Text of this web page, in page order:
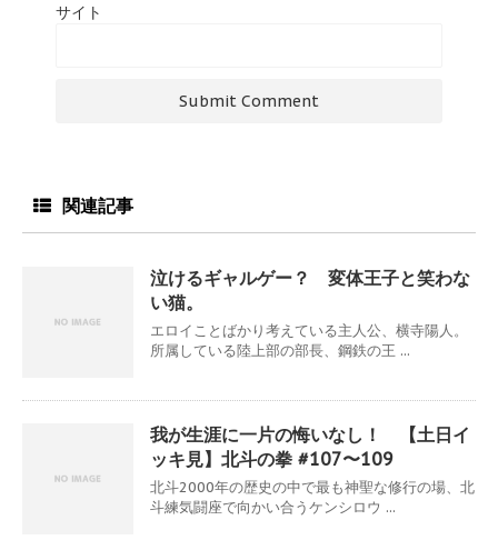
サイト
関連記事
泣けるギャルゲー？ 変体王子と笑わな
い猫。
エロイことばかり考えている主人公、横寺陽人。
所属している陸上部の部長、鋼鉄の王 ...
我が生涯に一片の悔いなし！ 【土日イ
ッキ見】北斗の拳 #107〜109
北斗2000年の歴史の中で最も神聖な修行の場、北
斗練気闘座で向かい合うケンシロウ ...